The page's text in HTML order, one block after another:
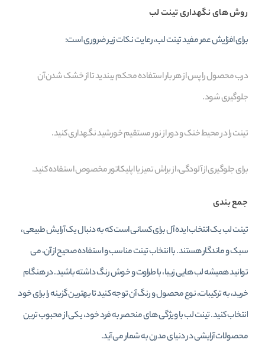
روش‌ های نگهداری تینت لب
برای افزایش عمر مفید تینت لب، رعایت نکات زیر ضروری است:
درب محصول را پس از هر بار استفاده محکم ببندید تا از خشک شدن آن
جلوگیری شود.
تینت را در محیط خنک و دور از نور مستقیم خورشید نگهداری کنید.
برای جلوگیری از آلودگی، از براش تمیز یا اپلیکاتور مخصوص استفاده کنید.
جمع‌ بندی
تینت لب یک انتخاب ایده‌ آل برای کسانی است که به دنبال یک آرایش طبیعی،
سبک و ماندگار هستند. با انتخاب تینت مناسب و استفاده صحیح از آن، می‌
توانید همیشه لب‌ هایی زیبا، با طراوت و خوش‌ رنگ داشته باشید. در هنگام
خرید، به ترکیبات، نوع محصول و رنگ آن توجه کنید تا بهترین گزینه را برای خود
انتخاب کنید. تینت لب با ویژگی‌ های منحصر به فرد خود، یکی از محبوب‌ ترین
محصولات آرایشی در دنیای مدرن به شمار می‌ آید.